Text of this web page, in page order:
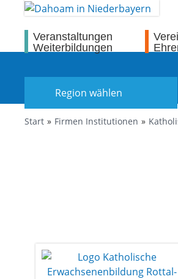
Veranstaltungen
Weiterbildungen
Region wählen
Start Firmen Institutionen